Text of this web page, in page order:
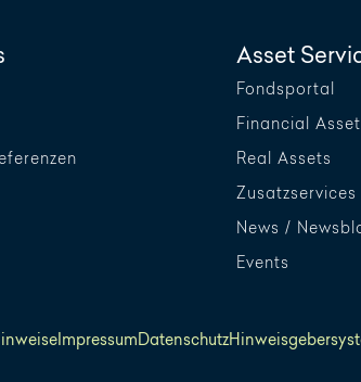
Asset
Fondsportal
Financial
Real Assets
Zusatzservices
News /
Events
ImpressumDatenschutz